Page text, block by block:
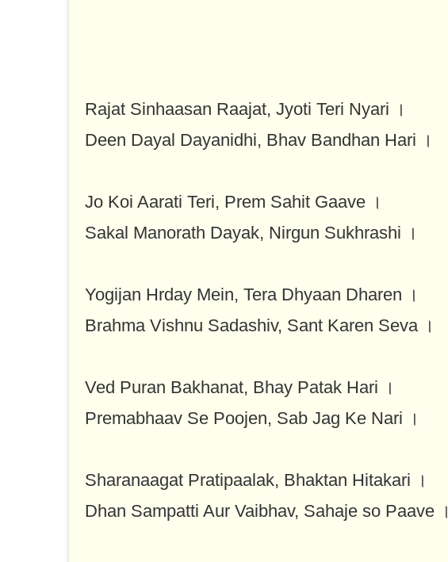
Rajat Sinhaasan Raajat, Jyoti Teri Nyari ।
Deen Dayal Dayanidhi, Bhav Bandhan Hari ।
Jo Koi Aarati Teri, Prem Sahit Gaave ।
Sakal Manorath Dayak, Nirgun Sukhrashi ।
Yogijan Hrday Mein, Tera Dhyaan Dharen ।
Brahma Vishnu Sadashiv, Sant Karen Seva ।
Ved Puran Bakhanat, Bhay Patak Hari ।
Premabhaav Se Poojen, Sab Jag Ke Nari ।
Sharanaagat Pratipaalak, Bhaktan Hitakari ।
Dhan Sampatti Aur Vaibhav, Sahaje so Paave ।